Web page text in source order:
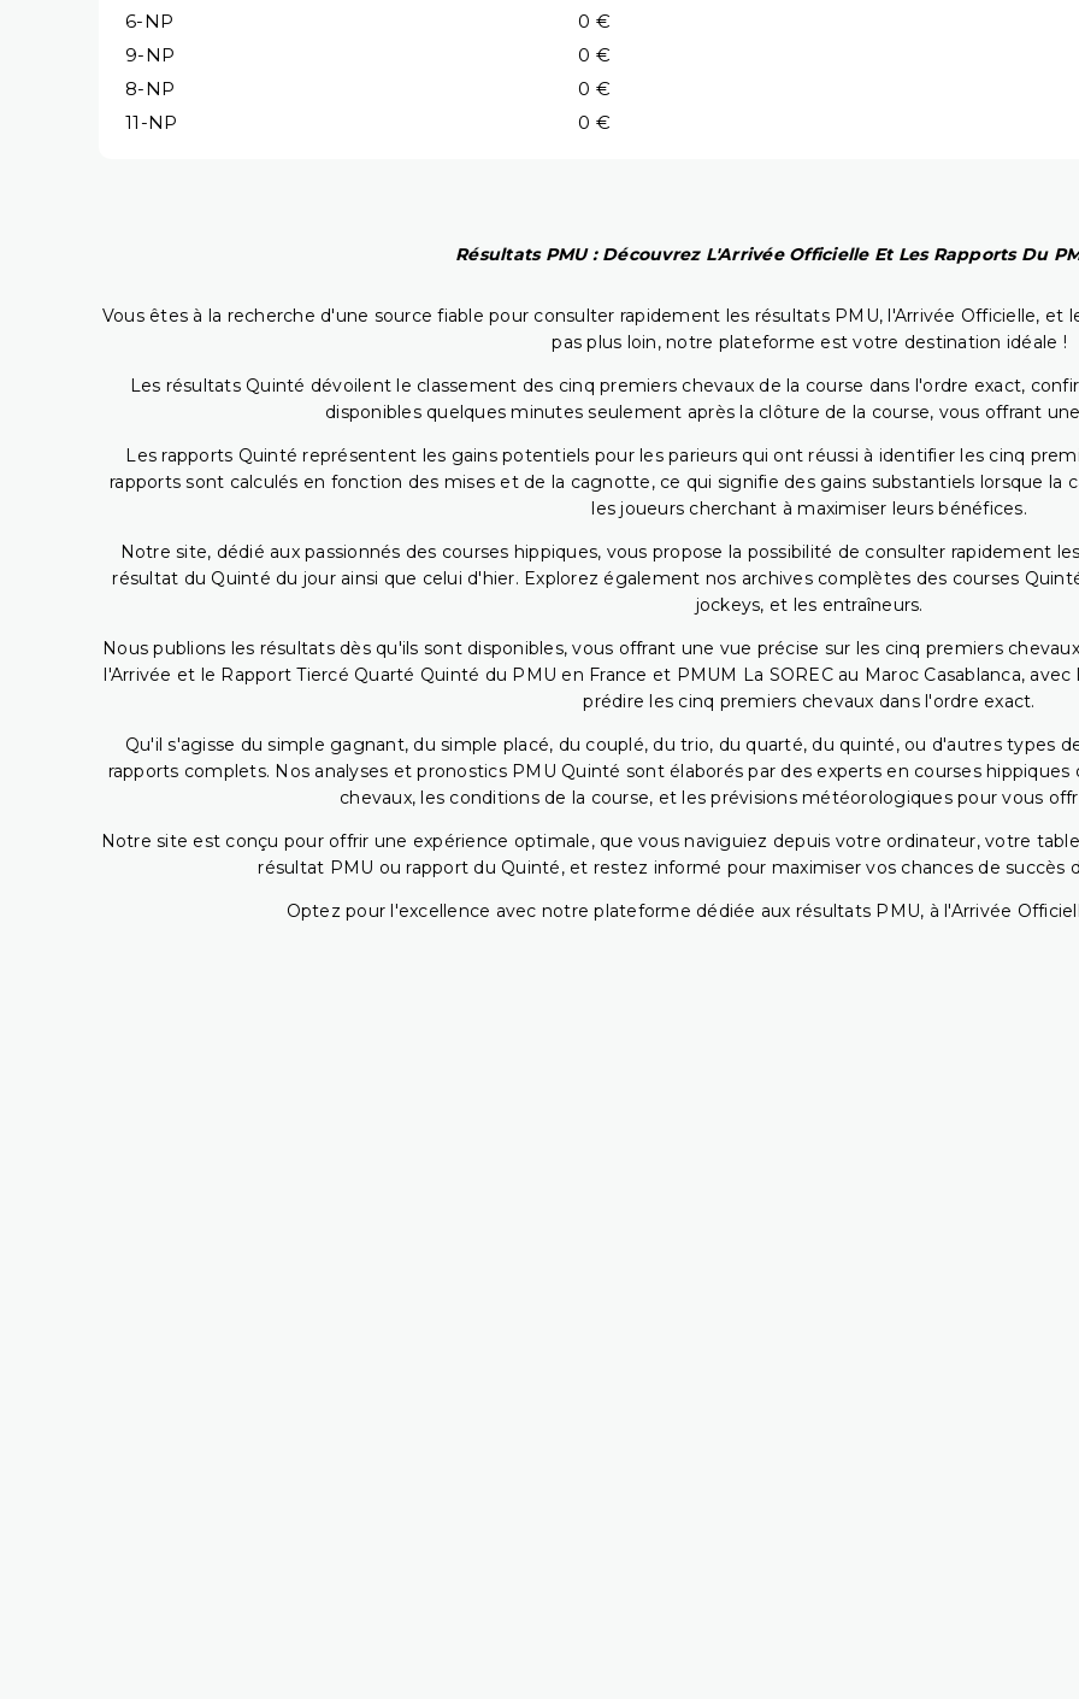
6-NP
0 €
9-NP
0 €
8-NP
0 €
11-NP
0 €
Résultats PMU : Découvrez L'Arrivée Officielle Et Les Rapports Du
Vous êtes à la recherche d'une source fiable pour consulter rapidement les résultats PMU, l'Arrivée Officielle, et
pas plus loin, notre plateforme est votre destination idéale !
Les résultats Quinté dévoilent le classement des cinq premiers chevaux de la course dans l'ordre exact,
disponibles quelques minutes seulement après la clôture de la course, vous offrant
Les rapports Quinté représentent les gains potentiels pour les parieurs qui ont réussi à identifier les cinq
rapports sont calculés en fonction des mises et de la cagnotte, ce qui signifie des gains substantiels lorsque
les joueurs cherchant à maximiser leurs bénéfices.
Notre site, dédié aux passionnés des courses hippiques, vous propose la possibilité de consulter rapidement
résultat du Quinté du jour ainsi que celui d'hier. Explorez également nos archives complètes des courses
jockeys, et les entraîneurs.
Nous publions les résultats dès qu'ils sont disponibles, vous offrant une vue précise sur les cinq premiers
l'Arrivée et le Rapport Tiercé Quarté Quinté du PMU en France et PMUM La SOREC au Maroc Casablanca,
prédire les cinq premiers chevaux dans l'ordre exact.
Qu'il s'agisse du simple gagnant, du simple placé, du couplé, du trio, du quarté, du quinté, ou d'autres types
rapports complets. Nos analyses et pronostics PMU Quinté sont élaborés par des experts en courses
chevaux, les conditions de la course, et les prévisions météorologiques pour vous
Notre site est conçu pour offrir une expérience optimale, que vous naviguiez depuis votre ordinateur, votre
résultat PMU ou rapport du Quinté, et restez informé pour maximiser vos chances de succès
Optez pour l'excellence avec notre plateforme dédiée aux résultats PMU, à l'Arrivée